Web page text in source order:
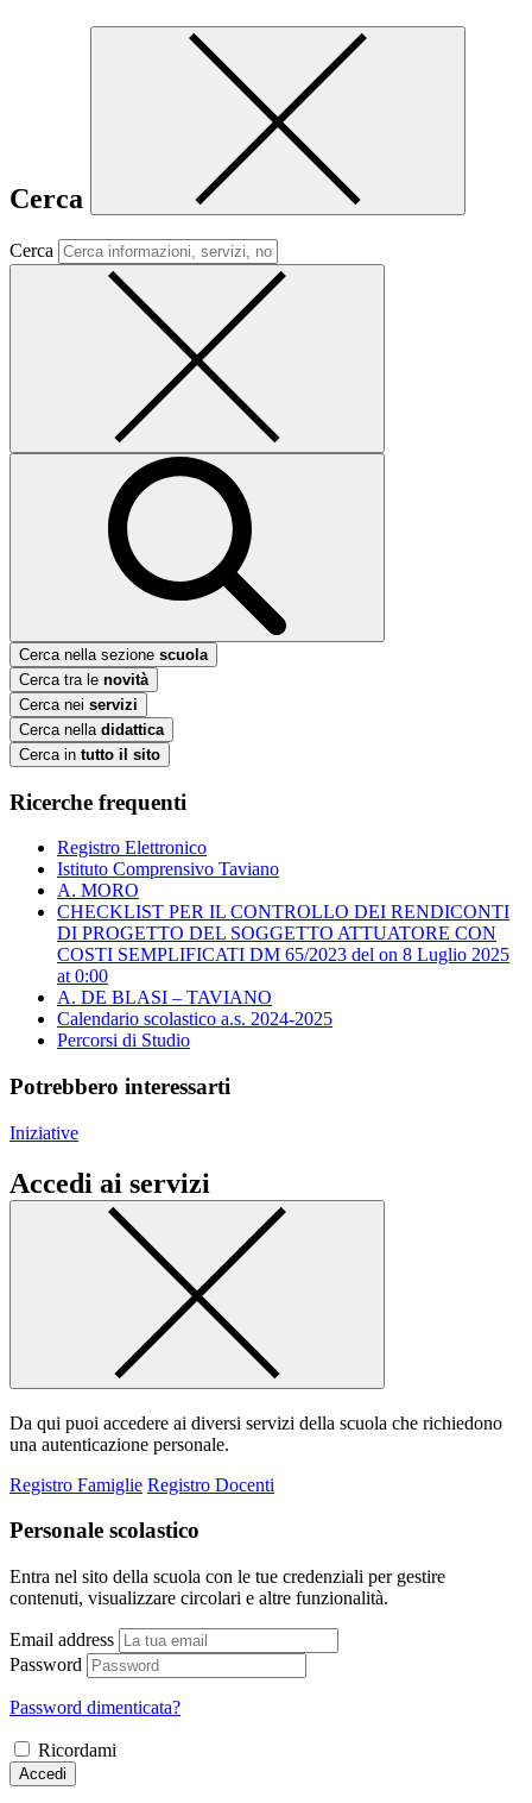
Cerca
Cerca
Cerca nella sezione scuola
Cerca tra le novità
Cerca nei servizi
Cerca nella didattica
Cerca in tutto il sito
Ricerche frequenti
Registro Elettronico
Istituto Comprensivo Taviano
A. MORO
CHECKLIST PER IL CONTROLLO DEI RENDICONTI
DI PROGETTO DEL SOGGETTO ATTUATORE CON
COSTI SEMPLIFICATI DM 65/2023 del ​on 8 Luglio 2025
at 0:00
A. DE BLASI – TAVIANO
Calendario scolastico a.s. 2024-2025
Percorsi di Studio
Potrebbero interessarti
Iniziative
Accedi ai servizi
Da qui puoi accedere ai diversi servizi della scuola che richiedono
una autenticazione personale.
Registro Famiglie Registro Docenti
Personale scolastico
Entra nel sito della scuola con le tue credenziali per gestire
contenuti, visualizzare circolari e altre funzionalità.
Email address
Password
Password dimenticata?
Ricordami
Accedi